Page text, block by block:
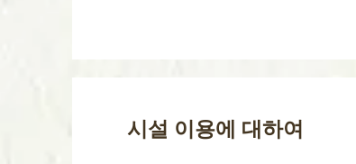
시설 이용에 대하여